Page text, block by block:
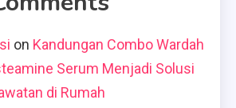
on Kandungan Combo Wardah
Serum Menjadi Solusi
di Rumah